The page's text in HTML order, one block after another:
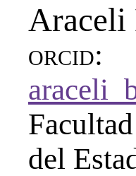
Araceli
orcid
del